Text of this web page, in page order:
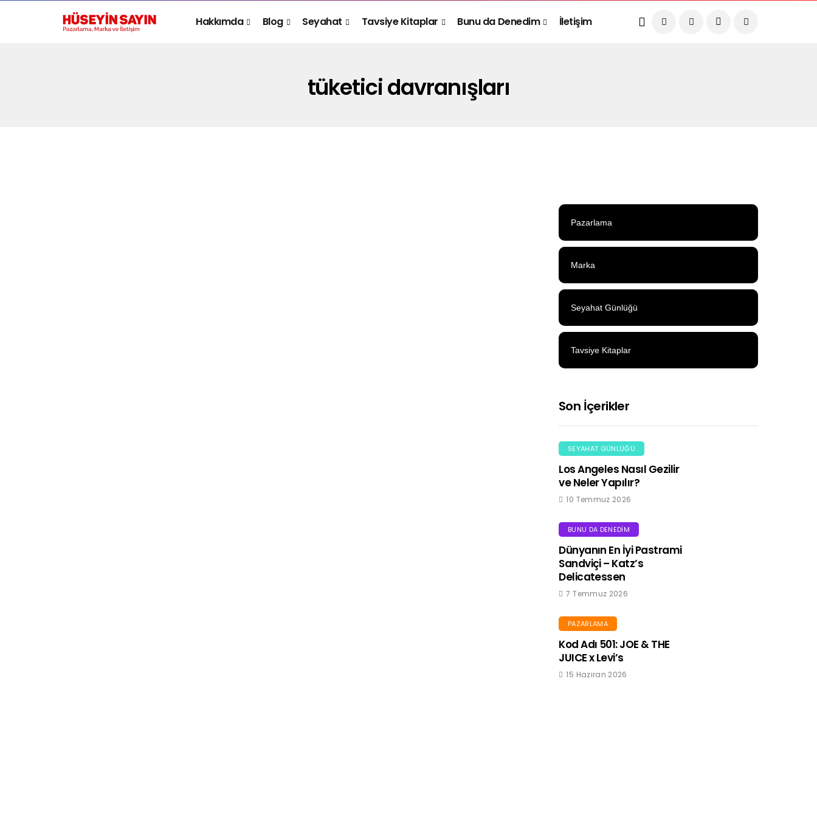
Hakkımda Blog Seyahat Tavsiye Kitaplar Bunu da Denedim İletişim
tüketici davranışları
Pazarlama
Marka
Seyahat Günlüğü
Tavsiye Kitaplar
Son İçerikler
SEYAHAT GÜNLÜĞÜ
Los Angeles Nasıl Gezilir
ve Neler Yapılır?
10 Temmuz 2026
BUNU DA DENEDIM
Dünyanın En İyi Pastrami
Sandviçi – Katz’s
Delicatessen
7 Temmuz 2026
PAZARLAMA
Kod Adı 501: JOE & THE
JUICE x Levi’s
15 Haziran 2026